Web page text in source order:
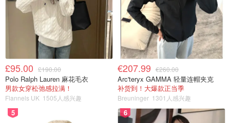
£95.00 £190.00
Polo Ralph Lauren 麻花毛衣
男款女穿松弛感拉满！
Flannels UK 1505人感兴趣
€207.99 €260.00
Arc'teryx GAMMA 轻量连帽夹克
补货到！大爆款正当季
Breuninger 1301人感兴趣
5 6